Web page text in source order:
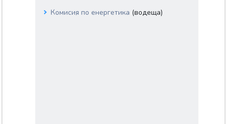
Комисия по енергетика (водеща)